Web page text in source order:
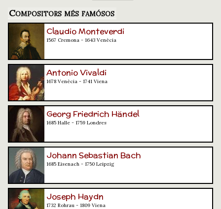
Compositors més famósos
Claudio Monteverdi
1567 Cremona - 1643 Venècia
Antonio Vivaldi
1678 Venècia - 1741 Viena
Georg Friedrich Händel
1685 Halle - 1759 Londres
Johann Sebastian Bach
1685 Eisenach - 1750 Leipzig
Joseph Haydn
1732 Rohrau - 1809 Viena